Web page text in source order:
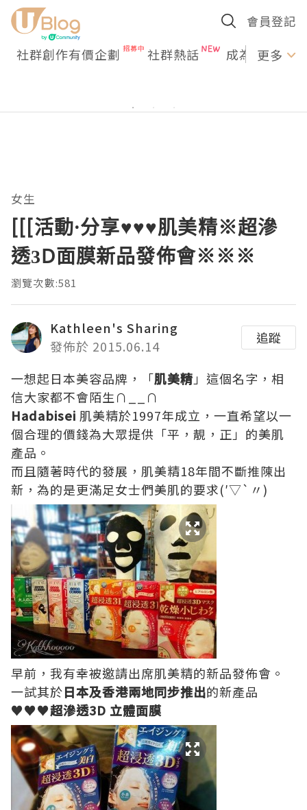
會員登記
社群創作有價企劃 社群熱話 成為U更多
女生
[[[活動·分享♥♥♥肌美精※超滲
透3D面膜新品發佈會※※※
瀏覽次數:581
Kathleen's Sharing
發佈於 2015.06.14
追蹤
一想起日本美容品牌，「肌美精 」這個名字，相
信大家都不會陌生∩__∩
Hadabisei 肌美精於1997年成立，一直希望以一
個合理的價錢為大眾提供「平，靚，正」的美肌
產品。
而且隨著時代的發展，肌美精18年間不斷推陳出
新，為的是更滿足女士們美肌的要求(′▽`〃)
早前，我有幸被邀請出席肌美精的新品發佈會。
一試其於日本及香港兩地同步推出的新產品
♥♥♥超滲透3D 立體面膜